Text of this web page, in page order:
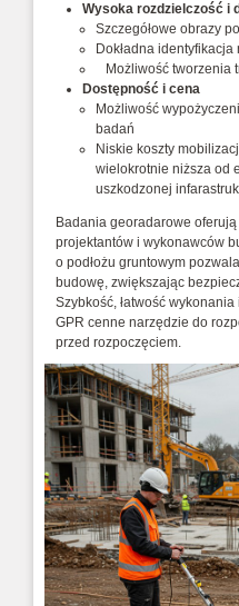
Wysoka rozdzielczość i
Szczegółowe obrazy
Dokładna
Możliwość tworzenia
Dostępność i cena
Możliwość
badań
Niskie koszty
wielokrotnie niższa od
uszkodzonej
Badania georadarowe
projektantów i wykonawców
o podłożu gruntowym
budowę, zwiększając
Szybkość, łatwość
GPR cenne narzędzie do
przed rozpoczęciem.